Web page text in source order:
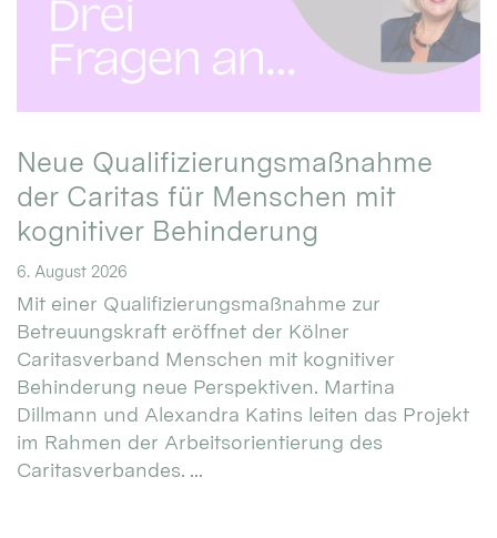
Neue Qualifizierungsmaßnahme
der Caritas für Menschen mit
kognitiver Behinderung
6. August 2026
Mit einer Qualifizierungsmaßnahme zur
Betreuungskraft eröffnet der Kölner
Caritasverband Menschen mit kognitiver
Behinderung neue Perspektiven. Martina
Dillmann und Alexandra Katins leiten das Projekt
im Rahmen der Arbeitsorientierung des
Caritasverbandes. ...